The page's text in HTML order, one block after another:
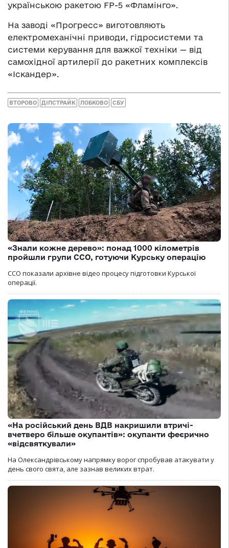
українською ракетою FP-5 «Фламінго».
На заводі «Прогресс» виготовляють
електромеханічні приводи, гідросистеми та
системи керування для важкої техніки — від
самохідної артилерії до ракетних комплексів
«Іскандер».
ВТОРОВО ДІПСТРАЙК ЛОБКОВО СБУ
«Знали кожне дерево»: понад 1000 кілометрів
пройшли групи ССО, готуючи Курську операцію
ССО показали архівне відео процесу підготовки Курської
операції.
«На російський день ВДВ накришили втричі-
вчетверо більше окупантів»: окупанти феєрично
«відсвяткували»
На Олександрівському напрямку ворог спробував атакувати у
день свого свята, але зазнав великих втрат.